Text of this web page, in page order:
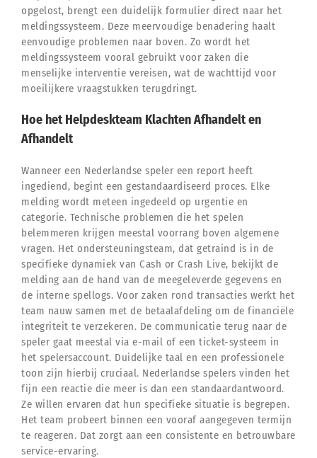
opgelost, brengt een duidelijk formulier direct naar het
meldingssysteem. Deze meervoudige benadering haalt
eenvoudige problemen naar boven. Zo wordt het
meldingssysteem vooral gebruikt voor zaken die
menselijke interventie vereisen, wat de wachttijd voor
moeilijkere vraagstukken terugdringt.
Hoe het Helpdeskteam Klachten Afhandelt en
Afhandelt
Wanneer een Nederlandse speler een report heeft
ingediend, begint een gestandaardiseerd proces. Elke
melding wordt meteen ingedeeld op urgentie en
categorie. Technische problemen die het spelen
belemmeren krijgen meestal voorrang boven algemene
vragen. Het ondersteuningsteam, dat getraind is in de
specifieke dynamiek van Cash or Crash Live, bekijkt de
melding aan de hand van de meegeleverde gegevens en
de interne spellogs. Voor zaken rond transacties werkt het
team nauw samen met de betaalafdeling om de financiële
integriteit te verzekeren. De communicatie terug naar de
speler gaat meestal via e-mail of een ticket-systeem in
het spelersaccount. Duidelijke taal en een professionele
toon zijn hierbij cruciaal. Nederlandse spelers vinden het
fijn een reactie die meer is dan een standaardantwoord.
Ze willen ervaren dat hun specifieke situatie is begrepen.
Het team probeert binnen een vooraf aangegeven termijn
te reageren. Dat zorgt aan een consistente en betrouwbare
service-ervaring.